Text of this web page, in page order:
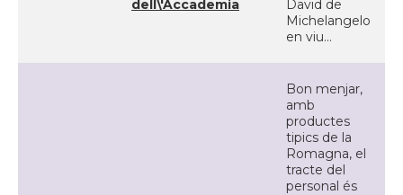
dell\'Accademia
David de
Michelangelo
en viu...
Bon menjar,
amb
productes
tipics de la
Romagna, el
tracte del
personal és